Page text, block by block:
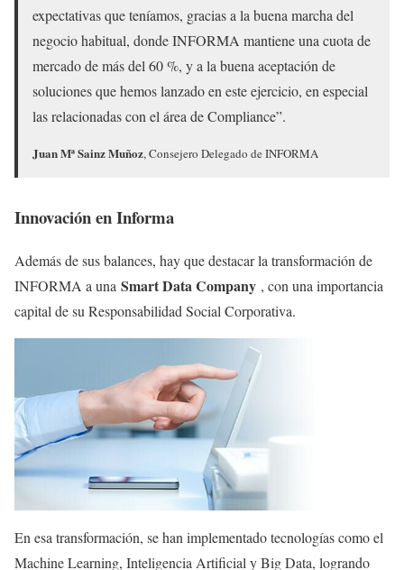
expectativas que teníamos, gracias a la buena marcha del
negocio habitual, donde INFORMA mantiene una cuota de
mercado de más del 60 %, y a la buena aceptación de
soluciones que hemos lanzado en este ejercicio, en especial
las relacionadas con el área de Compliance”.
Juan Mª Sainz Muñoz, Consejero Delegado de INFORMA
Innovación en Informa
Además de sus balances, hay que destacar la transformación de
INFORMA a una Smart Data Company , con una importancia
capital de su Responsabilidad Social Corporativa.
En esa transformación, se han implementado tecnologías como el
Machine Learning, Inteligencia Artificial y Big Data, logrando